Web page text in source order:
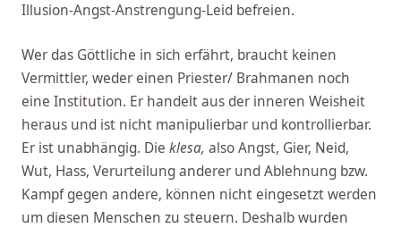
Illusion-Angst-Anstrengung-Leid befreien.
Wer das Göttliche in sich erfährt, braucht keinen
Vermittler, weder einen Priester/ Brahmanen noch
eine Institution. Er handelt aus der inneren Weisheit
heraus und ist nicht manipulierbar und kontrollierbar.
Er ist unabhängig. Die klesa, also Angst, Gier, Neid,
Wut, Hass, Verurteilung anderer und Ablehnung bzw.
Kampf gegen andere, können nicht eingesetzt werden
um diesen Menschen zu steuern. Deshalb wurden